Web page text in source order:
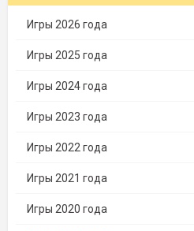
Игры 2026 года
Игры 2025 года
Игры 2024 года
Игры 2023 года
Игры 2022 года
Игры 2021 года
Игры 2020 года